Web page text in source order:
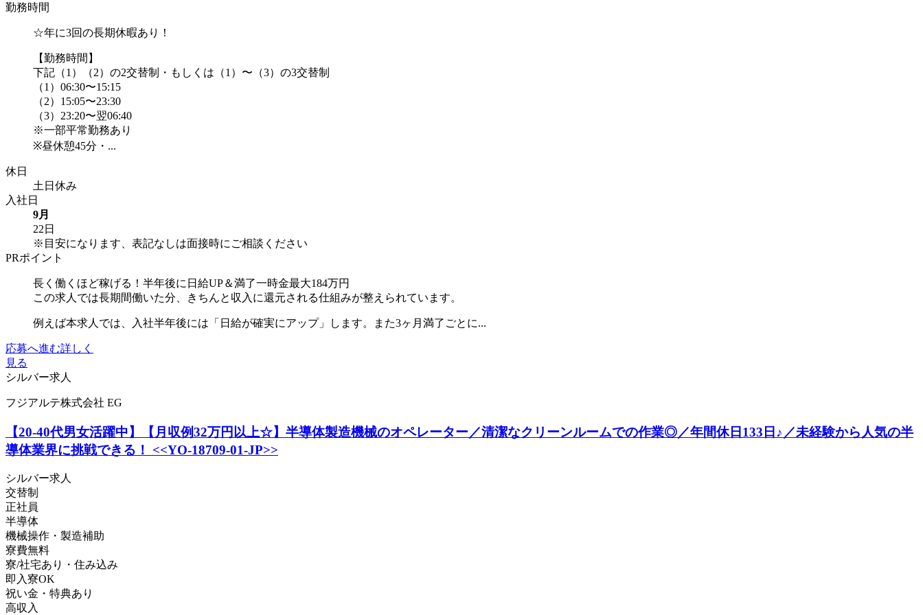
勤務時間
☆年に3回の長期休暇あり！
【勤務時間】
下記（1）（2）の2交替制・もしくは（1）〜（3）の3交替制
（1）06:30〜15:15
（2）15:05〜23:30
（3）23:20〜翌06:40
※一部平常勤務あり
※昼休憩45分・...
休日
土日休み
入社日
9月
22日
※目安になります、表記なしは面接時にご相談ください
PRポイント
長く働くほど稼げる！半年後に日給UP＆満了一時金最大184万円
この求人では長期間働いた分、きちんと収入に還元される仕組みが整えられています。
例えば本求人では、入社半年後には「日給が確実にアップ」します。また3ヶ月満了ごとに...
応募へ進む詳しく
見る
シルバー求人
フジアルテ株式会社 EG
【20-40代男女活躍中】【月収例32万円以上☆】半導体製造機械のオペレーター／清潔なクリーンルームでの作業◎／年間休日133日♪／未経験から人気の半
導体業界に挑戦できる！ <<YO-18709-01-JP>>
シルバー求人
交替制
正社員
半導体
機械操作・製造補助
寮費無料
寮/社宅あり・住み込み
即入寮OK
祝い金・特典あり
高収入